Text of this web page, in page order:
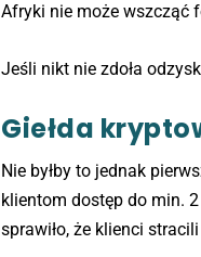
Afryki nie może wszcząć
Jeśli nikt nie zdoła
Giełda
Nie byłby to jednak
klientom dostęp do min.
sprawiło, że klienci